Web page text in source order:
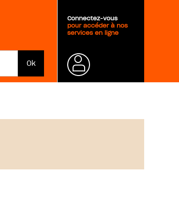
Connectez-vous
pour accéder à nos
services en ligne